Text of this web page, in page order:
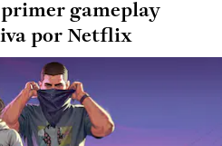
gameplay
por Netflix